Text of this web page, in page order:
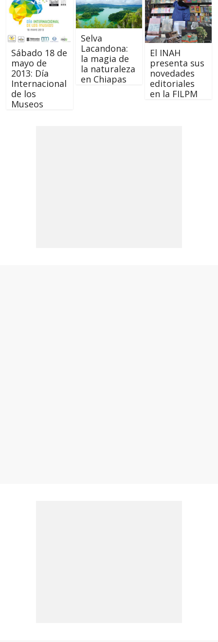
Sábado 18 de
mayo de
2013: Día
Internacional
de los
Museos
Selva
Lacandona:
la magia de
la naturaleza
en Chiapas
El INAH
presenta sus
novedades
editoriales
en la FILPM